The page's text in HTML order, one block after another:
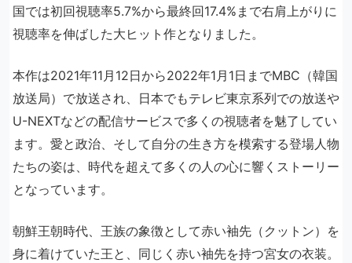
国では初回視聴率5.7%から最終回17.4%まで右肩上がりに
視聴率を伸ばした大ヒット作となりました。
本作は2021年11月12日から2022年1月1日までMBC（韓国
放送局）で放送され、日本でもテレビ東京系列での放送や
U-NEXTなどの配信サービスで多くの視聴者を魅了してい
ます。愛と政治、そして自分の生き方を模索する登場人物
たちの姿は、時代を超えて多くの人の心に響くストーリー
となっています。
朝鮮王朝時代、王族の象徴として赤い袖先（クットン）を
身に着けていた王と、同じく赤い袖先を持つ宮女の衣装。